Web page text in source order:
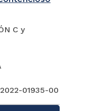
C y
01935-00